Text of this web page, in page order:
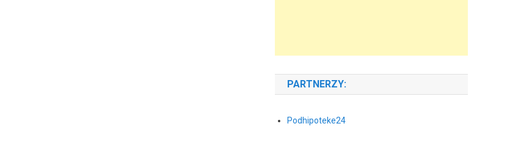
PARTNERZY:
Podhipoteke24